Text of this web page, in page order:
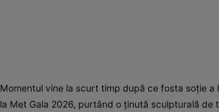
Momentul vine la scurt timp după ce fosta soție a
la Met Gala 2026, purtând o ținută sculpturală